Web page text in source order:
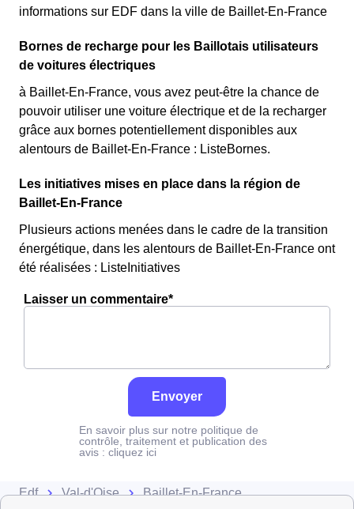
informations sur EDF dans la ville de Baillet-En-France
Bornes de recharge pour les Baillotais utilisateurs
de voitures électriques
à Baillet-En-France, vous avez peut-être la chance de
pouvoir utiliser une voiture électrique et de la recharger
grâce aux bornes potentiellement disponibles aux
alentours de Baillet-En-France : ListeBornes.
Les initiatives mises en place dans la région de
Baillet-En-France
Plusieurs actions menées dans le cadre de la transition
énergétique, dans les alentours de Baillet-En-France ont
été réalisées : ListeInitiatives
Laisser un commentaire*
Envoyer
En savoir plus sur notre politique de
contrôle, traitement et publication des
avis : cliquez ici
Edf Val-d'Oise Baillet-En-France